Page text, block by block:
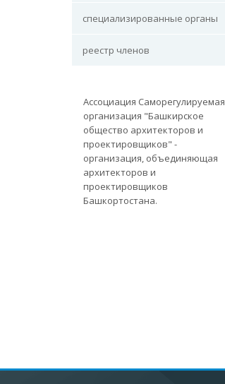
специализированные органы
реестр членов
Ассоциация Саморегулируемая
организация "Башкирское
общество архитекторов и
проектировщиков" -
организация, объединяющая
архитекторов и
проектировщиков
Башкортостана.